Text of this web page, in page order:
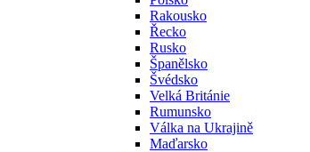
Rakousko
Řecko
Rusko
Španělsko
Švédsko
Velká Británie
Rumunsko
Válka na Ukrajině
Maďarsko